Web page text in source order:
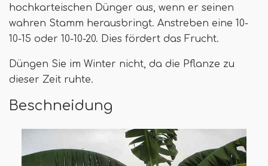
hochkarteischen Dünger aus, wenn er seinen
wahren Stamm herausbringt. Anstreben eine 10-
10-15 oder 10-10-20. Dies fördert das Frucht.
Düngen Sie im Winter nicht, da die Pflanze zu
dieser Zeit ruhte.
Beschneidung